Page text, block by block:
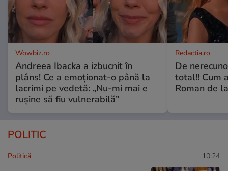
Wowbiz.ro
Andreea Ibacka a izbucnit în
plâns! Ce a emoționat-o până la
lacrimi pe vedetă: „Nu-mi mai e
rușine să fiu vulnerabilă”
Redactia.ro
De
total!! Cum
Roman de
POLITIC
Politică 10:24